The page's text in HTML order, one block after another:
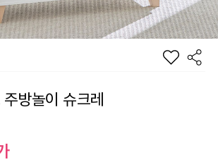
방놀이 슈크레